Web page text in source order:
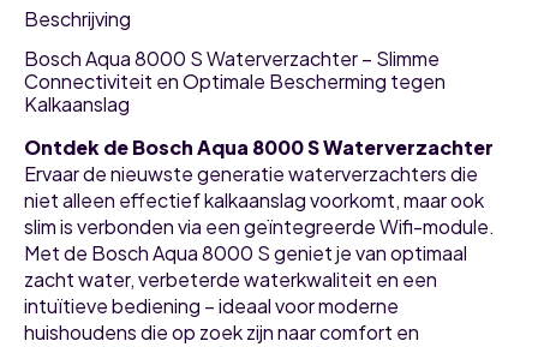
Beschrijving
Bosch Aqua 8000 S Waterverzachter – Slimme
Connectiviteit en Optimale Bescherming tegen
Kalkaanslag
Ontdek de Bosch Aqua 8000 S Waterverzachter
Ervaar de nieuwste generatie waterverzachters die
niet alleen effectief kalkaanslag voorkomt, maar ook
slim is verbonden via een geïntegreerde Wifi-module.
Met de Bosch Aqua 8000 S geniet je van optimaal
zacht water, verbeterde waterkwaliteit en een
intuïtieve bediening – ideaal voor moderne
huishoudens die op zoek zijn naar comfort en